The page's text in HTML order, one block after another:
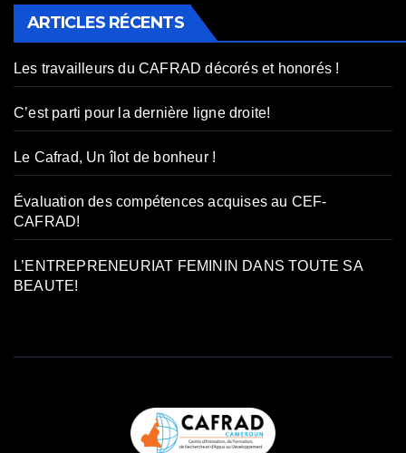
ARTICLES RÉCENTS
Les travailleurs du CAFRAD décorés et honorés !
C’est parti pour la dernière ligne droite!
Le Cafrad, Un îlot de bonheur !
Évaluation des compétences acquises au CEF-
CAFRAD!
L’ENTREPRENEURIAT FEMININ DANS TOUTE SA
BEAUTE!